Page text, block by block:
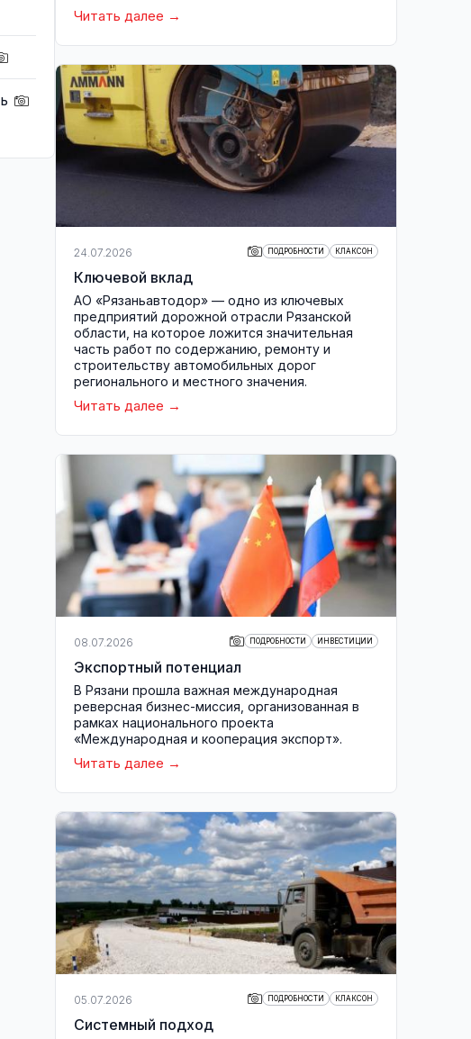
Читать далее
24.07.2026 ПОДРОБНОСТИ КЛАКСОН
Ключевой вклад
АО «Рязаньавтодор» — одно из ключевых
предприятий дорожной отрасли Рязанской
области, на которое ложится значительная
часть работ по содержанию, ремонту и
строительству автомобильных дорог
регионального и местного значения.
Читать далее
08.07.2026 ПОДРОБНОСТИ ИНВЕСТИЦИИ
Экспортный потенциал
В Рязани прошла важная международная
реверсная бизнес-миссия, организованная в
рамках национального проекта
«Международная и кооперация экспорт».
Читать далее
05.07.2026 ПОДРОБНОСТИ КЛАКСОН
Системный подход